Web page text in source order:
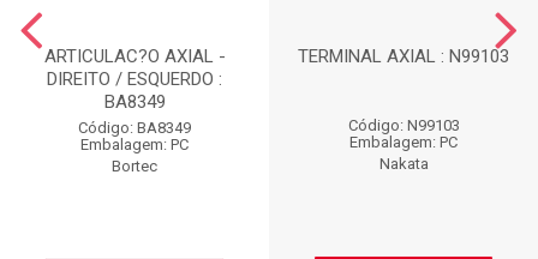
ARTICULAC?O AXIAL -
DIREITO / ESQUERDO :
BA8349
Código: BA8349
Embalagem: PC
Bortec
TERMINAL AXIAL : N99103
Código: N99103
Embalagem: PC
Nakata